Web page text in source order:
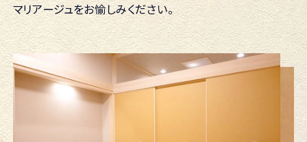
マリアージュをお愉しみください。